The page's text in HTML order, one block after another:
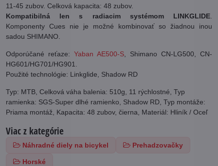
11-45 zubov. Celková kapacita: 48 zubov.
Kompatibilná len s radiacim systémom LINKGLIDE
Komponenty Cues nie je možné kombinovať so žiadnou inou
sadou SHIMANO.
Odporúčané reťaze: Yaban AE500-S , Shimano CN-LG500, CN-
HG601/HG701/HG901.
Použité technológie: Linkglide, Shadow RD
Typ: MTB, Celková váha balenia: 510g, 11 rýchlostné, Typ
ramienka: SGS-Super dlhé ramienko, Shadow RD, Typ montáže:
Priama montáž, Kapacita: 48 zubov, čierna, Materiál: Hliník / Oceľ
Viac z kategórie
Náhradné diely na bicykel Prehadzovačky
Horské